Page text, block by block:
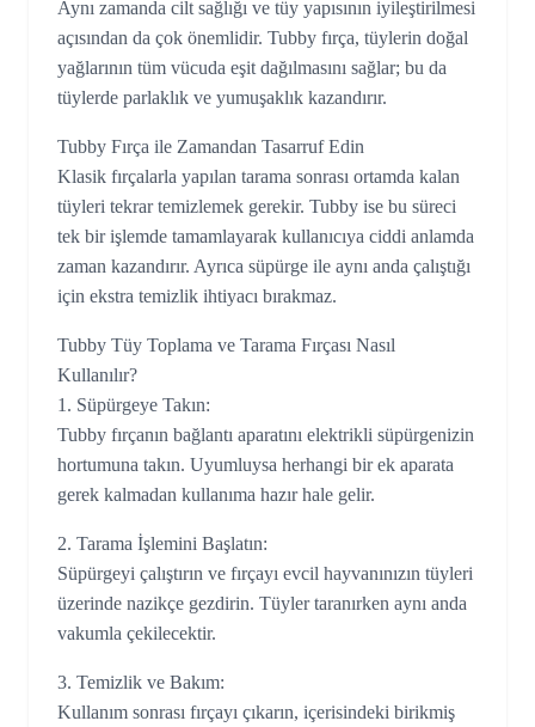
Aynı zamanda cilt sağlığı ve tüy yapısının iyileştirilmesi
açısından da çok önemlidir. Tubby fırça, tüylerin doğal
yağlarının tüm vücuda eşit dağılmasını sağlar; bu da
tüylerde parlaklık ve yumuşaklık kazandırır.
Tubby Fırça ile Zamandan Tasarruf Edin
Klasik fırçalarla yapılan tarama sonrası ortamda kalan
tüyleri tekrar temizlemek gerekir. Tubby ise bu süreci
tek bir işlemde tamamlayarak kullanıcıya ciddi anlamda
zaman kazandırır. Ayrıca süpürge ile aynı anda çalıştığı
için ekstra temizlik ihtiyacı bırakmaz.
Tubby Tüy Toplama ve Tarama Fırçası Nasıl
Kullanılır?
1. Süpürgeye Takın:
Tubby fırçanın bağlantı aparatını elektrikli süpürgenizin
hortumuna takın. Uyumluysa herhangi bir ek aparata
gerek kalmadan kullanıma hazır hale gelir.
2. Tarama İşlemini Başlatın:
Süpürgeyi çalıştırın ve fırçayı evcil hayvanınızın tüyleri
üzerinde nazikçe gezdirin. Tüyler taranırken aynı anda
vakumla çekilecektir.
3. Temizlik ve Bakım:
Kullanım sonrası fırçayı çıkarın, içerisindeki birikmiş